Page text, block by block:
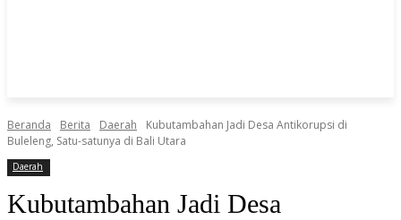
Beranda Berita Daerah
Kubutambahan Jadi Desa Antikorupsi di
Buleleng, Satu-satunya di Bali Utara
Daerah
Kubutambahan Jadi Desa